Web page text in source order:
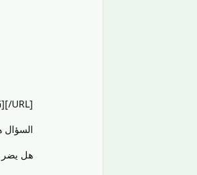
URL]
السؤال
هل يضر